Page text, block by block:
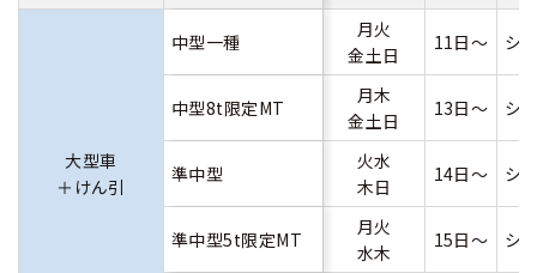
大型車
＋けん引
中型一種
月火
金土日
11日～ シ
中型8t限定MT
月木
金土日
13日～ シ
準中型
火水
木日
14日～ シ
準中型5t限定MT
月火
水木
15日～ シ